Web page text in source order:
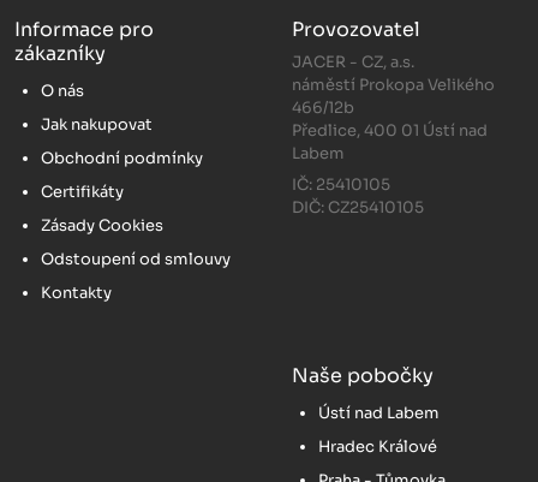
Informace pro
zákazníky
O nás
Jak nakupovat
Obchodní podmínky
Certifikáty
Zásady Cookies
Odstoupení od smlouvy
Kontakty
Provozovatel
JACER - CZ, a.s.
náměstí Prokopa Velikého
466/12b
Předlice, 400 01 Ústí nad
Labem
IČ: 25410105
DIČ: CZ25410105
Naše pobočky
Ústí nad Labem
Hradec Králové